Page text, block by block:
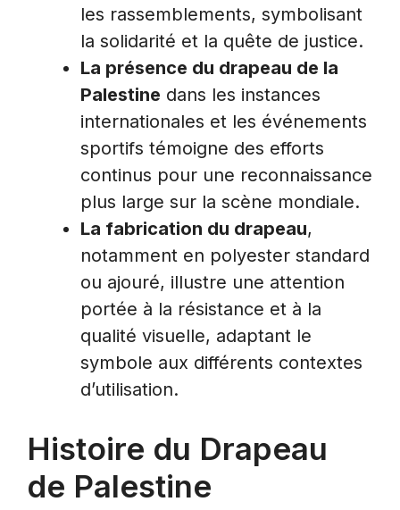
les rassemblements, symbolisant
la solidarité et la quête de justice.
La présence du drapeau de la
Palestine dans les instances
internationales et les événements
sportifs témoigne des efforts
continus pour une reconnaissance
plus large sur la scène mondiale.
La fabrication du drapeau,
notamment en polyester standard
ou ajouré, illustre une attention
portée à la résistance et à la
qualité visuelle, adaptant le
symbole aux différents contextes
d’utilisation.
Histoire du Drapeau
de Palestine